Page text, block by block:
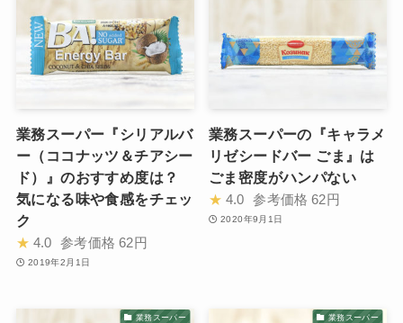
業務スーパー『シリアルバ
ー（ココナッツ＆チアシー
ド）』のおすすめ度は？
気になる味や食感をチェッ
ク
★ 4.0 参考価格 62円
2019年2月1日
業務スーパーの『キャラメ
リゼシードバー ごま』は
ごま密度がハンパない
★ 4.0 参考価格 62円
2020年9月1日
業務スーパー 業務スーパー